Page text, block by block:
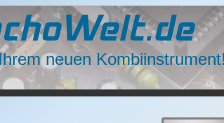
neuen